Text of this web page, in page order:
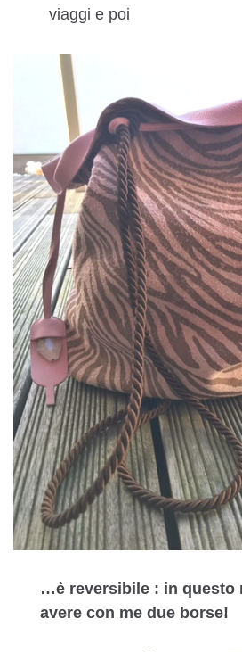
viaggi e poi
…è reversibile : in questo
avere con me due borse!